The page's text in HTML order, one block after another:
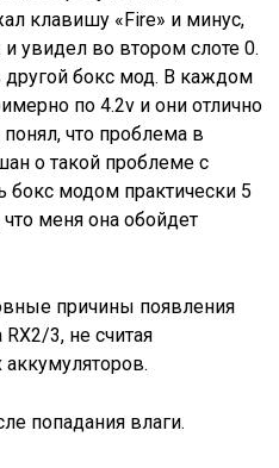
клавишу «Fire» и минус,
увидел во втором слоте 0.
другой бокс мод. В каждом
по 4.2v и они отлично
что проблема в
о такой проблеме с
бокс модом практически 5
меня она обойдет
причины появления
RX2/3, не считая
попадания влаги.